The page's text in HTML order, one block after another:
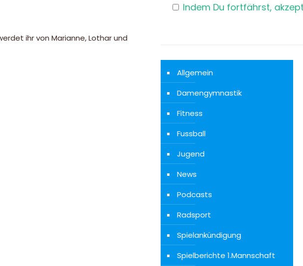
ihr von Marianne, Lothar und
Indem Du fortfährst,
Allgemein
Damengymnastik
Fitness
Fussball
Jugend
News
Podcasts
Radsport
Spielankündigung
Spielberichte 1.Mannschaft